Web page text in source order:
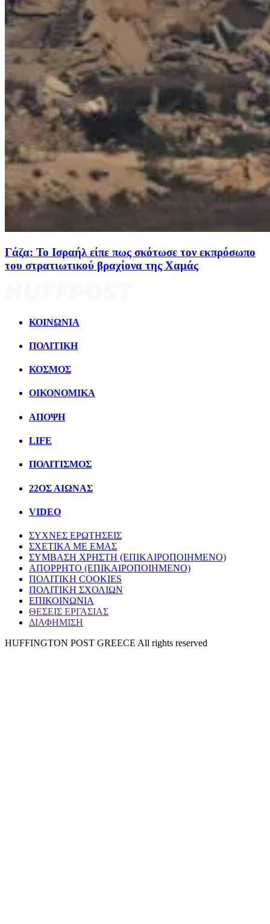
Γάζα: Το Ισραήλ είπε πως σκότωσε τον εκπρόσωπο
του στρατιωτικού βραχίονα της Χαμάς
ΚΟΙΝΩΝΙΑ
ΠΟΛΙΤΙΚΗ
ΚΟΣΜΟΣ
ΟΙΚΟΝΟΜΙΚΑ
ΑΠΟΨΗ
LIFE
ΠΟΛΙΤIΣΜΟΣ
22ΟΣ ΑΙΩΝΑΣ
VIDEO
ΣΥΧΝΕΣ ΕΡΩΤΗΣΕΙΣ
ΣΧΕΤΙΚΑ ΜΕ ΕΜΑΣ
ΣΥΜΒΑΣΗ ΧΡΗΣΤΗ (ΕΠΙΚΑΙΡΟΠΟΙΗΜΕΝΟ)
ΑΠΟΡΡΗΤΟ (ΕΠΙΚΑΙΡΟΠΟΙΗΜΕΝΟ)
ΠΟΛΙΤΙΚΗ COOKIES
ΠΟΛΙΤΙΚΗ ΣΧΟΛΙΩΝ
ΕΠΙΚΟΙΝΩΝΙΑ
ΘΕΣΕΙΣ ΕΡΓΑΣΙΑΣ
ΔΙΑΦΗΜΙΣΗ
HUFFINGTON POST GREECE All rights reserved